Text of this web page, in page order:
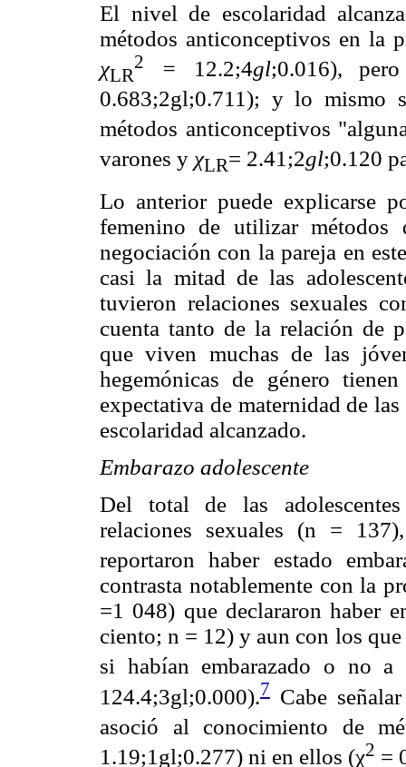
El nivel de escolaridad
métodos anticonceptivos en la
χLR
2 = 12.2;4gl;0.016),
0.683;2gl;0.711); y lo mismo
métodos anticonceptivos
varones y χLR= 2.41;2gl;0.120
Lo anterior puede explicarse
femenino de utilizar
negociación con la pareja en
casi la mitad de las
tuvieron relaciones sexuales
cuenta tanto de la relación de
que viven muchas de las
hegemónicas de género
expectativa de maternidad de
escolaridad alcanzado.
Embarazo adolescente
Del total de las
relaciones sexuales (n =
reportaron haber estado
contrasta notablemente con la
=1 048) que declararon haber
ciento; n = 12) y aun con los
si habían embarazado o no
124.4;3gl;0.000).7 Cabe
asoció al conocimiento de
1.19;1gl;0.277) ni en ellos (χ2 =